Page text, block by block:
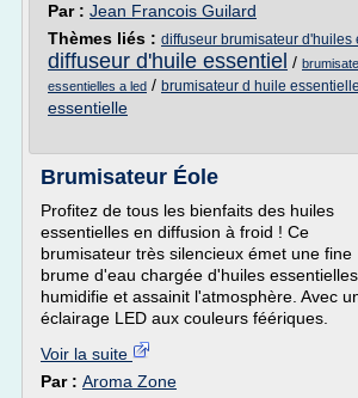
Par : Jean Francois Guilard
Thèmes liés : diffuseur brumisateur d'huiles
diffuseur d'huile essentiel /
essentielles a led / brumisateur d huile essentielle
essentielle
Brumisateur Éole
Profitez de tous les bienfaits des huiles
essentielles en diffusion à froid ! Ce
brumisateur très silencieux émet une fine
brume d'eau chargée d'huiles essentielles,
humidifie et assainit l'atmosphère. Avec
éclairage LED aux couleurs féériques.
Voir la suite
Par : Aroma Zone